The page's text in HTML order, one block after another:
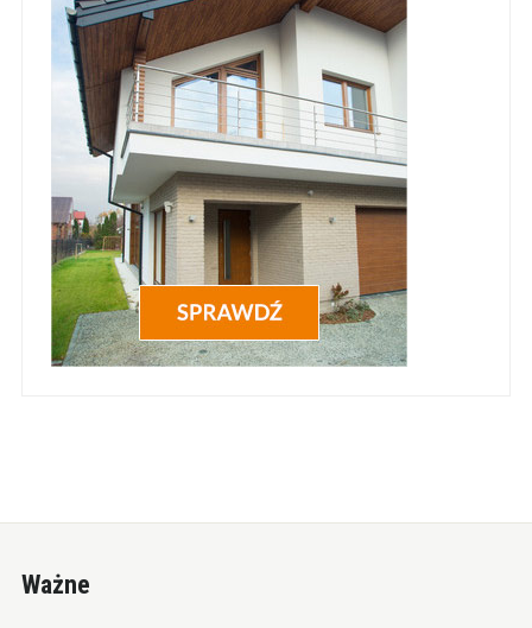
Ważne